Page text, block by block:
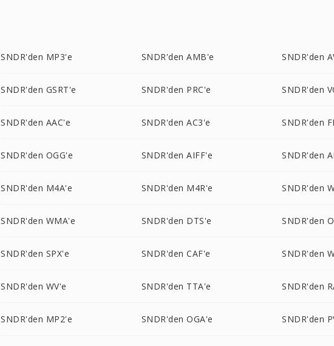
SNDR'den MP3'e SNDR'den AMB'e SNDR'den
SNDR'den GSRT'e SNDR'den PRC'e SNDR'den
SNDR'den AAC'e SNDR'den AC3'e SNDR'den
SNDR'den OGG'e SNDR'den AIFF'e SNDR'den
SNDR'den M4A'e SNDR'den M4R'e SNDR'den
SNDR'den WMA'e SNDR'den DTS'e SNDR'den
SNDR'den SPX'e SNDR'den CAF'e SNDR'den
SNDR'den WV'e SNDR'den TTA'e SNDR'den
SNDR'den MP2'e SNDR'den OGA'e SNDR'den